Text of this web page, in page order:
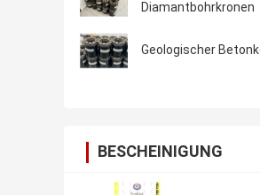
Diamantbohrkronen
Geologischer
BESCHEINIGUNG